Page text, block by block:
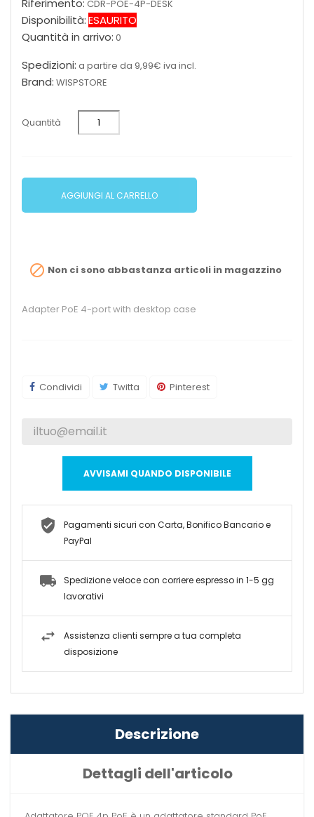
Riferimento: CDR-POE-4P-DESK
Disponibilità:ESAURITO
Quantità in arrivo: 0
Spedizioni: a partire da 9,99€ iva incl.
Brand: WISPSTORE
Quantità
AGGIUNGI AL CARRELLO
 Non ci sono abbastanza articoli in magazzino
Adapter PoE 4-port with desktop case
Condividi Twitta Pinterest
AVVISAMI QUANDO DISPONIBILE
Pagamenti sicuri con Carta, Bonifico Bancario e
PayPal
Spedizione veloce con corriere espresso in 1-5 gg
lavorativi
Assistenza clienti sempre a tua completa
disposizione
Descrizione
Dettagli dell'articolo